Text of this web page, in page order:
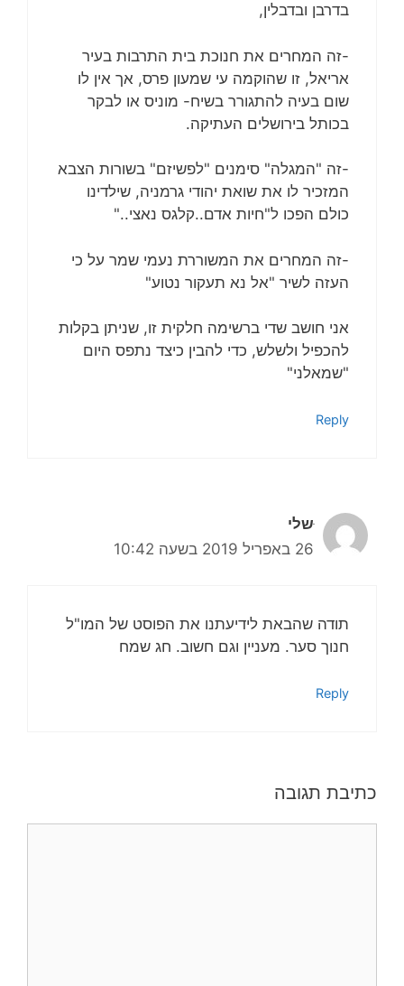
בדרבן ובדבלין,
-זה המחרים את חנוכת בית התרבות בעיר
אריאל, זו שהוקמה עי שמעון פרס, אך אין לו
שום בעיה להתגורר בשיח- מוניס או לבקר
בכותל בירושלים העתיקה.
-זה "המגלה" סימנים "לפשיזם" בשורות הצבא
המזכיר לו את שואת יהודי גרמניה, שילדינו
כולם הפכו ל"חיות אדם..קלגס נאצי.."
-זה המחרים את המשוררת נעמי שמר על כי
העזה לשיר "אל נא תעקור נטוע"
אני חושב שדי ברשימה חלקית זו, שניתן בקלות
להכפיל ולשלש, כדי להבין כיצד נתפס היום
"שמאלני"
Reply
ּשלי
26 באפריל 2019 בשעה 10:42
תודה שהבאת לידיעתנו את הפוסט של המו"ל
חנוך סער. מעניין וגם חשוב. חג שמח
Reply
כתיבת תגובה